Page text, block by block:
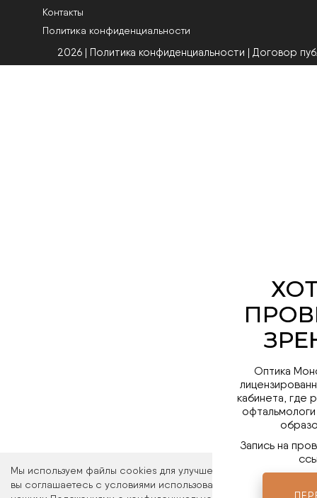
Мы используем файлы cookies для улучшения работы сайта.
вы соглашаетесь с условиями использования файлов cookies.
Контакты
Политика конфиденциальности
2026 | Политика конфиденциальности | Договор
Оптика
кабинета, где
Запись на